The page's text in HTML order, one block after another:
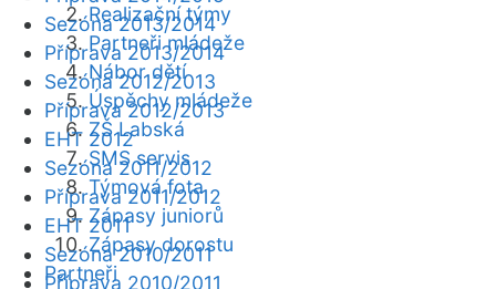
Realizační týmy
Partneři mládeže
Nábor dětí
Úspěchy mládeže
ZŠ Labská
SMS servis
Týmová fota
Zápasy juniorů
Zápasy dorostu
Partneři
Sezóna 2013/2014
Příprava 2013/2014
Sezóna 2012/2013
Příprava 2012/2013
EHT 2012
Sezóna 2011/2012
Příprava 2011/2012
EHT 2011
Sezóna 2010/2011
Příprava 2010/2011